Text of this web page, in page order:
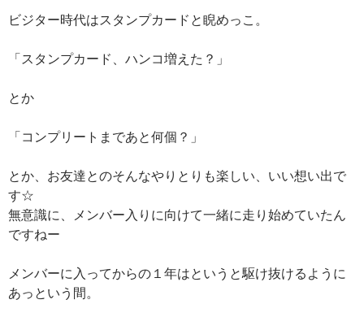
ビジター時代はスタンプカードと睨めっこ。
「スタンプカード、ハンコ増えた？」
とか
「コンプリートまであと何個？」
とか、お友達とのそんなやりとりも楽しい、いい想い出で
す☆
無意識に、メンバー入りに向けて一緒に走り始めていたん
ですねー
メンバーに入ってからの１年はというと駆け抜けるように
あっという間。